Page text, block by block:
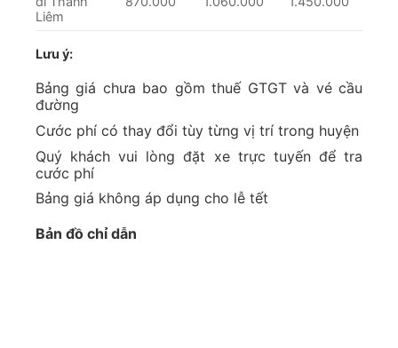
Liêm
Lưu ý:
Bảng giá chưa bao gồm thuế GTGT và vé cầu
đường
Cước phí có thay đổi tùy từng vị trí trong huyện
Quý khách vui lòng đặt xe trực tuyến để tra
cước phí
Bảng giá không áp dụng cho lễ tết
Bản đồ chỉ dẫn